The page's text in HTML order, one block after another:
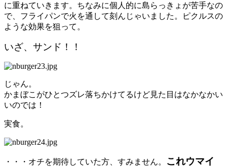
に重ねていきます。ちなみに個人的に島らっきょが苦手なの
で、フライパンで火を通して刻んじゃいました。ピクルスの
ような効果を狙って。
いざ、サンド！！
じゃん。
かまぼこがひとつズレ落ちかけてるけど見た目はなかなかい
いのでは！
実食。
・・・オチを期待していた方、すみません。
これウマイ